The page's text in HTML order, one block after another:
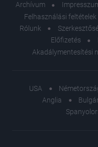
Archívum
Felhasználási feltételek
Rólunk
Előfizetés
Akadálymentesítési
USA
Anglia